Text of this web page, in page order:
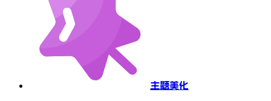
主题美化